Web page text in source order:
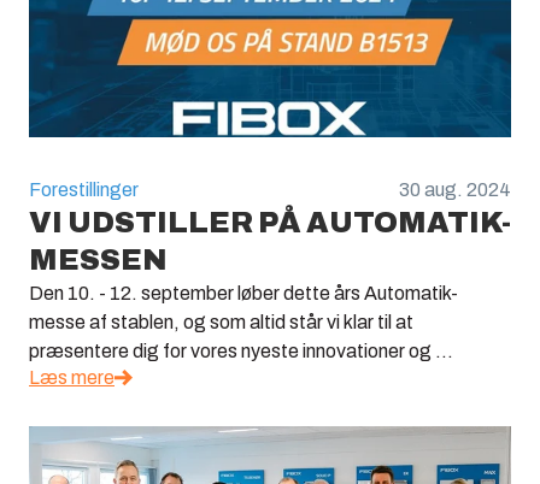
Forestillinger 30 aug. 2024
VI UDSTILLER PÅ AUTOMATIK-
MESSEN
Den 10. - 12. september løber dette års Automatik-
messe af stablen, og som altid står vi klar til at
præsentere dig for vores nyeste innovationer og ...
Læs mere